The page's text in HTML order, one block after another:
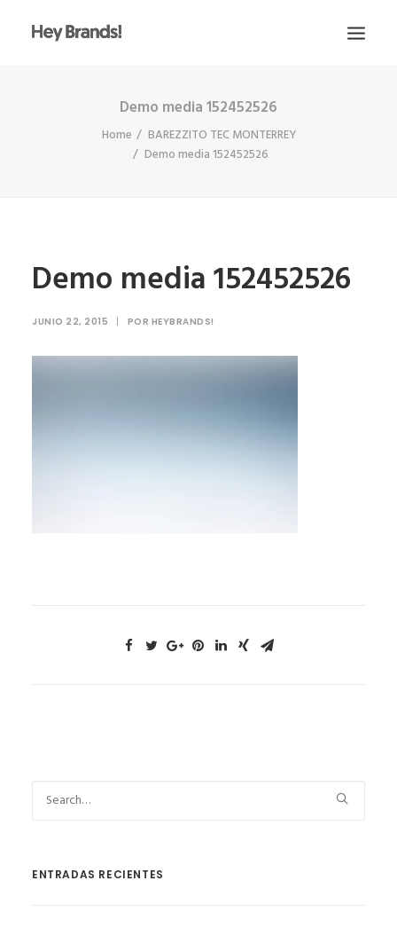
CONÓCENOS
ESCRÍBENOS
Demo media 152452526
Home
BAREZZITO TEC MONTERREY
Demo media 152452526
Demo media 152452526
JUNIO 22, 2015 | POR HEYBRANDS!
ENTRADAS RECIENTES